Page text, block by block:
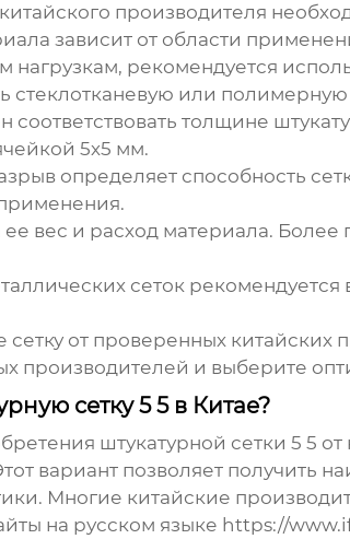
китайского производителя
зависит от области
рекомендуется
стеклотканевую или полимерную
соответствовать толщине
5х5 мм.
определяет способность
ее вес и расход материала.
сеток
сетку от проверенных китайских
производителей и выберите
сетку 5 5 в Китае?
штукатурной сетки 5 5 от
вариант позволяет получить
Многие китайские
на русском языке https://